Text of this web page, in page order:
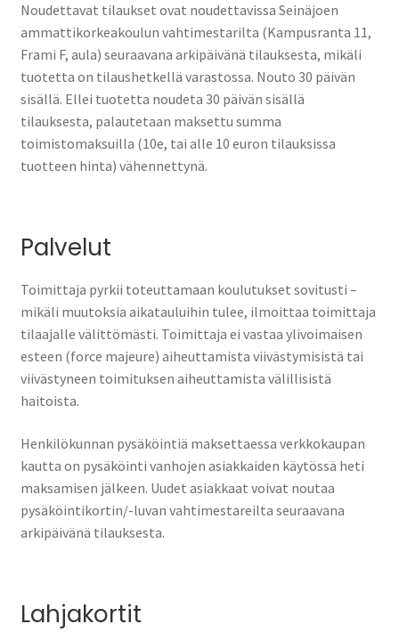
Noudettavat tilaukset ovat noudettavissa Seinäjoen
ammattikorkeakoulun vahtimestarilta (Kampusranta 11,
Frami F, aula) seuraavana arkipäivänä tilauksesta, mikäli
tuotetta on tilaushetkellä varastossa. Nouto 30 päivän
sisällä. Ellei tuotetta noudeta 30 päivän sisällä
tilauksesta, palautetaan maksettu summa
toimistomaksuilla (10e, tai alle 10 euron tilauksissa
tuotteen hinta) vähennettynä.
Palvelut
Toimittaja pyrkii toteuttamaan koulutukset sovitusti –
mikäli muutoksia aikatauluihin tulee, ilmoittaa toimittaja
tilaajalle välittömästi. Toimittaja ei vastaa ylivoimaisen
esteen (force majeure) aiheuttamista viivästymisistä tai
viivästyneen toimituksen aiheuttamista välillisistä
haitoista.
Henkilökunnan pysäköintiä maksettaessa verkkokaupan
kautta on pysäköinti vanhojen asiakkaiden käytössä heti
maksamisen jälkeen. Uudet asiakkaat voivat noutaa
pysäköintikortin/-luvan vahtimestareilta seuraavana
arkipäivänä tilauksesta.
Lahjakortit